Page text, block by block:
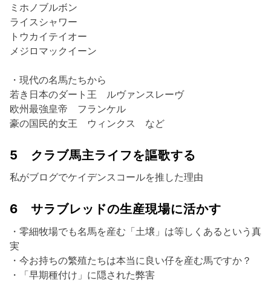
ミホノブルボン
ライスシャワー
トウカイテイオー
メジロマックイーン
・現代の名馬たちから
若き日本のダート王 ルヴァンスレーヴ
欧州最強皇帝 フランケル
豪の国民的女王 ウィンクス など
5 クラブ馬主ライフを謳歌する
私がブログでケイデンスコールを推した理由
6 サラブレッドの生産現場に活かす
・零細牧場でも名馬を産む「土壌」は等しくあるという真
実
・今お持ちの繁殖たちは本当に良い仔を産む馬ですか？
・「早期種付け」に隠された弊害